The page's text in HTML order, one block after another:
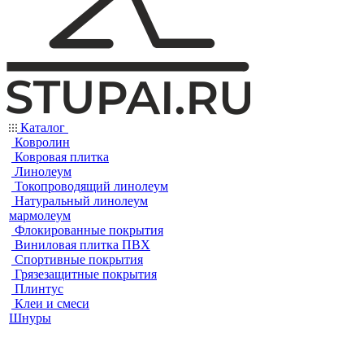
Каталог
Ковролин
Ковровая плитка
Линолеум
Токопроводящий линолеум
Натуральный линолеум
мармолеум
Флокированные покрытия
Виниловая плитка ПВХ
Спортивные покрытия
Грязезащитные покрытия
Плинтус
Клеи и смеси
Шнуры